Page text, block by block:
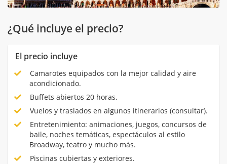
¿Qué incluye el precio?
El precio incluye
Camarotes equipados con la mejor calidad y aire
acondicionado.
Buffets abiertos 20 horas.
Vuelos y traslados en algunos itinerarios (consultar).
Entretenimiento: animaciones, juegos, concursos de
baile, noches temáticas, espectáculos al estilo
Broadway, teatro y mucho más.
Piscinas cubiertas y exteriores.